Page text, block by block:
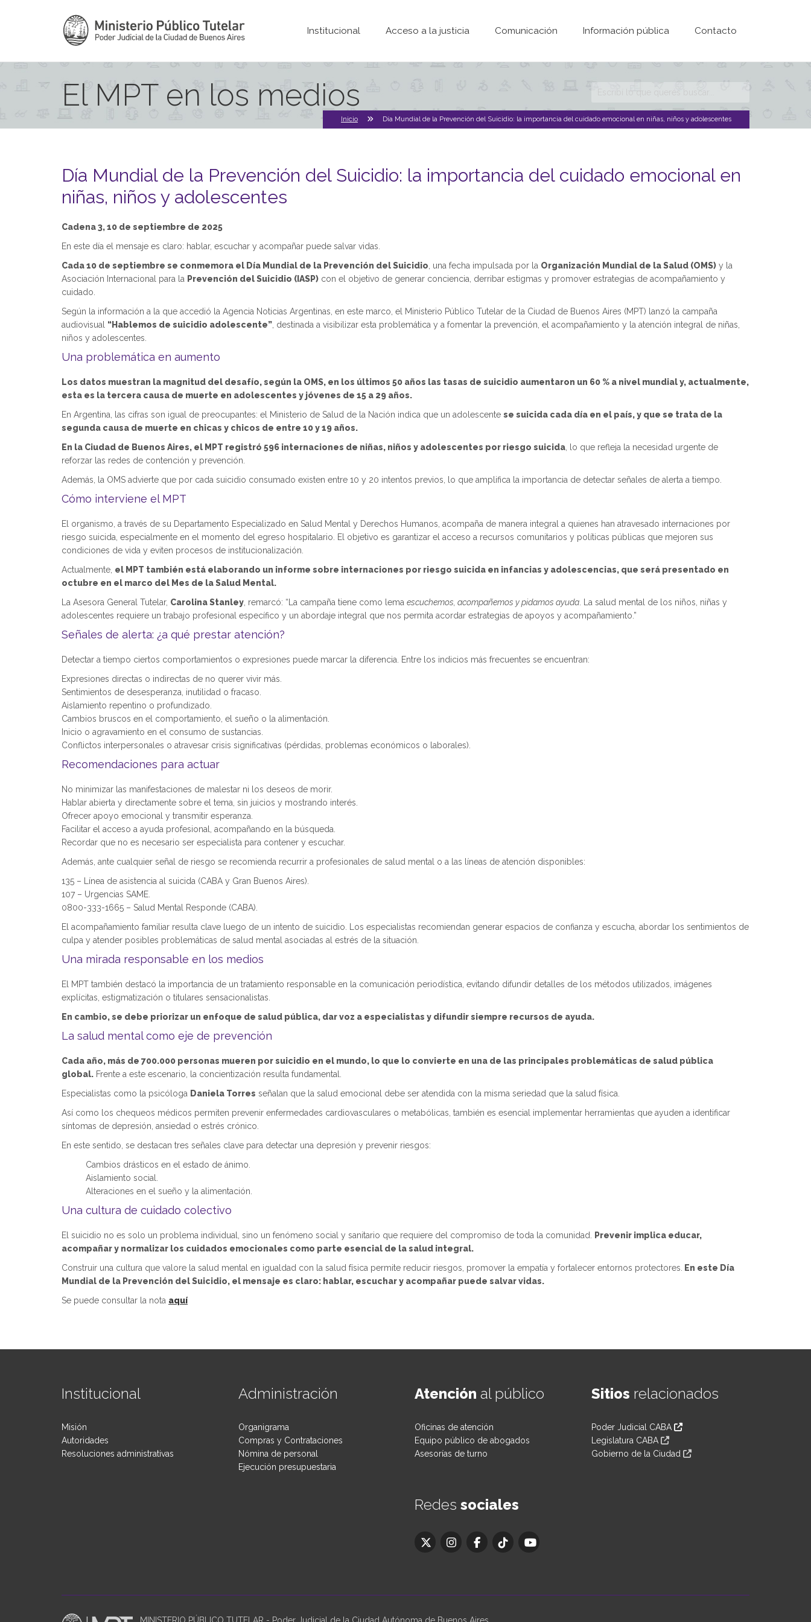
Institucional Acceso a la justicia Comunicación Información pública Contacto
El MPT en los medios
Formulario de
búsqueda
Inicio Día Mundial de la Prevención del Suicidio: la importancia del cuidado emocional en niñas, niños y adolescentes
Día Mundial de la Prevención del Suicidio: la importancia del cuidado emocional en
niñas, niños y adolescentes
Cadena 3, 10 de septiembre de 2025
En este día el mensaje es claro: hablar, escuchar y acompañar puede salvar vidas.
Cada 10 de septiembre se conmemora el Día Mundial de la Prevención del Suicidio , una fecha impulsada por la Organización Mundial de la Salud (OMS) y la
Asociación Internacional para la Prevención del Suicidio (IASP) con el objetivo de generar conciencia, derribar estigmas y promover estrategias de acompañamiento y
cuidado.
Según la información a la que accedió la Agencia Noticias Argentinas, en este marco, el Ministerio Público Tutelar de la Ciudad de Buenos Aires (MPT) lanzó la campaña
audiovisual “Hablemos de suicidio adolescente” , destinada a visibilizar esta problemática y a fomentar la prevención, el acompañamiento y la atención integral de niñas,
niños y adolescentes.
Una problemática en aumento
Los datos muestran la magnitud del desafío, según la OMS, en los últimos 50 años las tasas de suicidio aumentaron un 60 % a nivel mundial y, actualmente,
esta es la tercera causa de muerte en adolescentes y jóvenes de 15 a 29 años.
En Argentina, las cifras son igual de preocupantes: el Ministerio de Salud de la Nación indica que un adolescente se suicida cada día en el país, y que se trata de la
segunda causa de muerte en chicas y chicos de entre 10 y 19 años.
En la Ciudad de Buenos Aires, el MPT registró 596 internaciones de niñas, niños y adolescentes por riesgo suicida , lo que refleja la necesidad urgente de
reforzar las redes de contención y prevención.
Además, la OMS advierte que por cada suicidio consumado existen entre 10 y 20 intentos previos, lo que amplifica la importancia de detectar señales de alerta a tiempo.
Cómo interviene el MPT
El organismo, a través de su Departamento Especializado en Salud Mental y Derechos Humanos, acompaña de manera integral a quienes han atravesado internaciones por
riesgo suicida, especialmente en el momento del egreso hospitalario. El objetivo es garantizar el acceso a recursos comunitarios y políticas públicas que mejoren sus
condiciones de vida y eviten procesos de institucionalización.
Actualmente, el MPT también está elaborando un informe sobre internaciones por riesgo suicida en infancias y adolescencias, que será presentado en
octubre en el marco del Mes de la Salud Mental.
La Asesora General Tutelar, Carolina Stanley , remarcó: “La campaña tiene como lema escuchemos, acompañemos y pidamos ayuda . La salud mental de los niños, niñas y
adolescentes requiere un trabajo profesional específico y un abordaje integral que nos permita acordar estrategias de apoyos y acompañamiento.”
Señales de alerta: ¿a qué prestar atención?
Detectar a tiempo ciertos comportamientos o expresiones puede marcar la diferencia. Entre los indicios más frecuentes se encuentran:
Expresiones directas o indirectas de no querer vivir más.
Sentimientos de desesperanza, inutilidad o fracaso.
Aislamiento repentino o profundizado.
Cambios bruscos en el comportamiento, el sueño o la alimentación.
Inicio o agravamiento en el consumo de sustancias.
Conflictos interpersonales o atravesar crisis significativas (pérdidas, problemas económicos o laborales).
Recomendaciones para actuar
No minimizar las manifestaciones de malestar ni los deseos de morir.
Hablar abierta y directamente sobre el tema, sin juicios y mostrando interés.
Ofrecer apoyo emocional y transmitir esperanza.
Facilitar el acceso a ayuda profesional, acompañando en la búsqueda.
Recordar que no es necesario ser especialista para contener y escuchar.
Además, ante cualquier señal de riesgo se recomienda recurrir a profesionales de salud mental o a las líneas de atención disponibles:
135 – Línea de asistencia al suicida (CABA y Gran Buenos Aires).
107 – Urgencias SAME.
0800-333-1665 – Salud Mental Responde (CABA).
El acompañamiento familiar resulta clave luego de un intento de suicidio. Los especialistas recomiendan generar espacios de confianza y escucha, abordar los sentimientos de
culpa y atender posibles problemáticas de salud mental asociadas al estrés de la situación.
Una mirada responsable en los medios
El MPT también destacó la importancia de un tratamiento responsable en la comunicación periodística, evitando difundir detalles de los métodos utilizados, imágenes
explícitas, estigmatización o titulares sensacionalistas.
En cambio, se debe priorizar un enfoque de salud pública, dar voz a especialistas y difundir siempre recursos de ayuda.
La salud mental como eje de prevención
Cada año, más de 700.000 personas mueren por suicidio en el mundo, lo que lo convierte en una de las principales problemáticas de salud pública
global. Frente a este escenario, la concientización resulta fundamental.
Especialistas como la psicóloga Daniela Torres señalan que la salud emocional debe ser atendida con la misma seriedad que la salud física.
Así como los chequeos médicos permiten prevenir enfermedades cardiovasculares o metabólicas, también es esencial implementar herramientas que ayuden a identificar
síntomas de depresión, ansiedad o estrés crónico.
En este sentido, se destacan tres señales clave para detectar una depresión y prevenir riesgos:
Cambios drásticos en el estado de ánimo.
Aislamiento social.
Alteraciones en el sueño y la alimentación.
Una cultura de cuidado colectivo
El suicidio no es solo un problema individual, sino un fenómeno social y sanitario que requiere del compromiso de toda la comunidad.
Prevenir implica educar,
acompañar y normalizar los cuidados emocionales como parte esencial de la salud integral.
Construir una cultura que valore la salud mental en igualdad con la salud física permite reducir riesgos, promover la empatía y fortalecer entornos protectores.
En este Día
Mundial de la Prevención del Suicidio, el mensaje es claro: hablar, escuchar y acompañar puede salvar vidas.
Se puede consultar la nota aquí
Institucional
Misión
Autoridades
Resoluciones administrativas
Administración
Organigrama
Compras y Contrataciones
Nómina de personal
Ejecución presupuestaria
Atención al público
Oficinas de atención
Equipo público de abogados
Asesorías de turno
Redes sociales
Sitios relacionados
Poder Judicial CABA
Legislatura CABA
Gobierno de la Ciudad